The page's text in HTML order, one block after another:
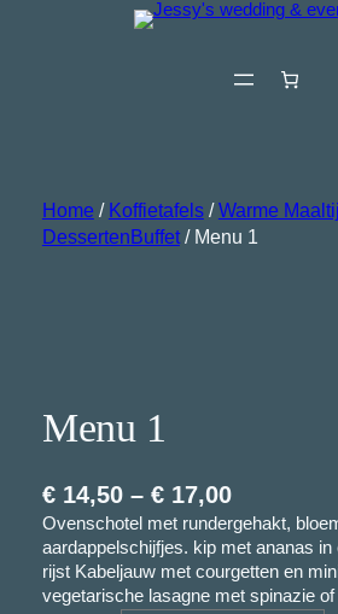
Home / Koffietafels/Warme
DessertenBuffet/ Menu 1
Menu 1
€14,50 – €17,00P
r
i
j
Ovenschotel met rundergehakt,
aardappelschijfjes. kip met ananas
rijst Kabeljauw met courgetten en
vegetarische lasagne met spinazie of